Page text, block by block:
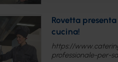
Rovetta
cucina!
https://
professionale-per-